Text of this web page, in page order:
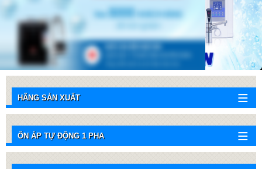
HÃNG SẢN XUẤT
ỔN ÁP TỰ ĐỘNG 1 PHA